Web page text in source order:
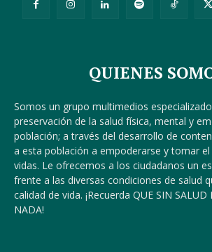
QUIENES
Somos un grupo multimedios
preservación de la salud física, mental y
población; a través del desarrollo de
a esta población a empoderarse y tomar
vidas. Le ofrecemos a los ciudadanos un
frente a las diversas condiciones de salud
calidad de vida. ¡Recuerda QUE SIN SALUD
NADA!